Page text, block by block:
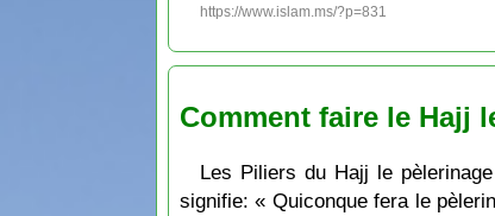
https://www.islam.ms/?p=831
Comment faire le Hajj
Les Piliers du Hajj le
signifie: « Quiconque fera le